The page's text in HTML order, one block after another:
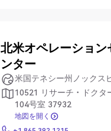
北米オペレーション
ンター
米国テネシー州ノックス
10521 リサーチ・ドクタ
104号室 37932
地図を開く
地図を開く